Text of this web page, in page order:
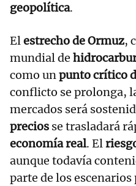
geopolítica.
Elestrecho de Ormuz,
mundial de
como unpunto crítico
conflicto se prolonga,
mercados será
precios se trasladará
economía real. El
aunque todavía
parte de los escenarios